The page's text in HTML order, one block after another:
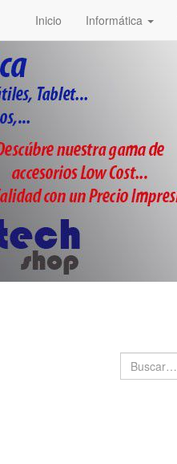
Inicio Informática